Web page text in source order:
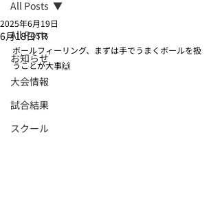
All Posts
お知らせ
大会情報
試合結果
スクール
All Posts
6月18日TR
2025年6月19日
ボールフィーリング、まずは手でうまくボールを扱
うことが大事🙌